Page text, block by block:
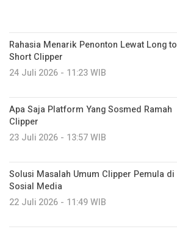
Rahasia Menarik Penonton Lewat Long to
Short Clipper
24 Juli 2026 - 11:23 WIB
Apa Saja Platform Yang Sosmed Ramah
Clipper
23 Juli 2026 - 13:57 WIB
Solusi Masalah Umum Clipper Pemula di
Sosial Media
22 Juli 2026 - 11:49 WIB